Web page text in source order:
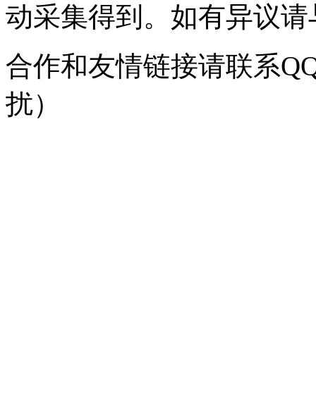
动采集得到。如有异议
合作和友情链接请联系
扰）